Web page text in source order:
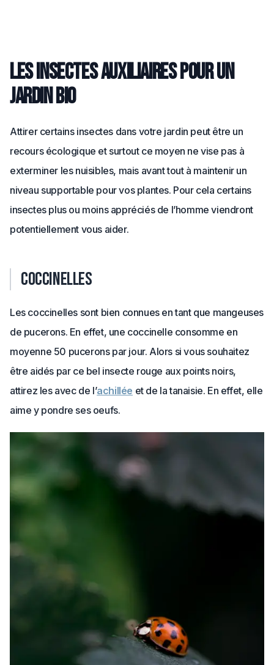
Les insectes auxiliaires pour un
jardin bio
Attirer certains insectes dans votre jardin peut être un
recours écologique et surtout ce moyen ne vise pas à
exterminer les nuisibles, mais avant tout à maintenir un
niveau supportable pour vos plantes. Pour cela certains
insectes plus ou moins appréciés de l’homme viendront
potentiellement vous aider.
Coccinelles
Les coccinelles sont bien connues en tant que mangeuses
de pucerons. En effet, une coccinelle consomme en
moyenne 50 pucerons par jour. Alors si vous souhaitez
être aidés par ce bel insecte rouge aux points noirs,
attirez les avec de l’achillée et de la tanaisie. En effet, elle
aime y pondre ses oeufs.